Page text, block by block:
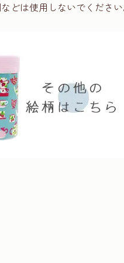
どは使用しないでくださ